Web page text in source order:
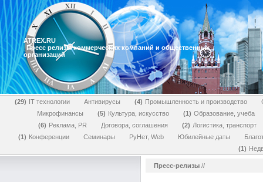
ATREX.RU
Пресс релизы коммерческих компаний и общественных
организаций
29 IT технологии Антивирусы 4 Промышленность и производство
Микрофинансы
5 Культура, искусство 1
Образование, учеба
6
Реклама, PR Договора, соглашения 2
Логистика, транспорт
1
Конференции Семинары РуНет, Web Юбилейные даты
1
Пресс-релизы //